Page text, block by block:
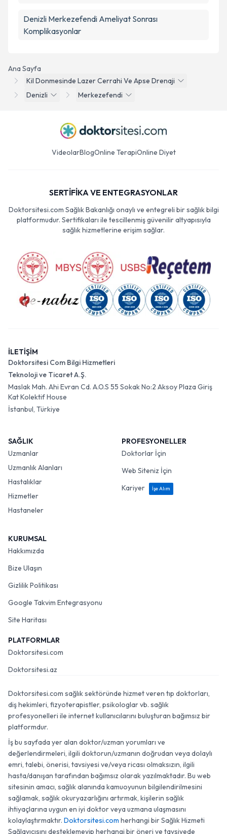
Ana Sayfa
Kil Donmesinde Lazer Cerrahi Ve Apse Drenaji
Denizli
Merkezefendi
Denizli Merkezefendi Ameliyat Sonrası
Komplikasyonlar
VideolarBlogOnline TerapiOnline Diyet
SERTİFİKA VE ENTEGRASYONLAR
Doktorsitesi.com Sağlık Bakanlığı onaylı ve entegreli bir sağlık bilgi
platformudur. Sertifikaları ile tescillenmiş güvenilir altyapısıyla
sağlık hizmetlerine erişim sağlar.
İLETİŞİM
Doktorsitesi Com Bilgi Hizmetleri
Teknoloji ve Ticaret A.Ş.
Maslak Mah. Ahi Evran Cd. A.O.S 55 Sokak No:2 Aksoy Plaza Giriş
Kat Kolektif House
İstanbul, Türkiye
SAĞLIK
Uzmanlar
Uzmanlık Alanları
Hastalıklar
Hizmetler
Hastaneler
PROFESYONELLER
Doktorlar İçin
Web Siteniz İçin
Kariyer
İşe Alım
KURUMSAL
Hakkımızda
Bize Ulaşın
Gizlilik Politikası
Google Takvim Entegrasyonu
Site Haritası
PLATFORMLAR
Doktorsitesi.com
Doktorsitesi.az
Doktorsitesi.com sağlık sektöründe hizmet veren tıp doktorları,
diş hekimleri, fizyoterapistler, psikologlar vb. sağlık
profesyonelleri ile internet kullanıcılarını buluşturan bağımsız bir
platformdur.
İş bu sayfada yer alan doktor/uzman yorumları ve
değerlendirmeleri, ilgili doktorun/uzmanın doğrudan veya dolaylı
emri, talebi, önerisi, tavsiyesi ve/veya ricası olmaksızın, ilgili
hasta/danışan tarafından bağımsız olarak yazılmaktadır. Bu web
sitesinin amacı, sağlık alanında kamuoyunun bilgilendirilmesini
sağlamak, sağlık okuryazarlığını artırmak, kişilerin sağlık
ihtiyaçlarına uygun en iyi doktor veya uzmana ulaşmasını
kolaylaştırmaktır. Doktorsitesi.com herhangi bir Sağlık Hizmeti
Sağlayıcısını desteklemeyip herhangi bir öneri ve tavsiyede